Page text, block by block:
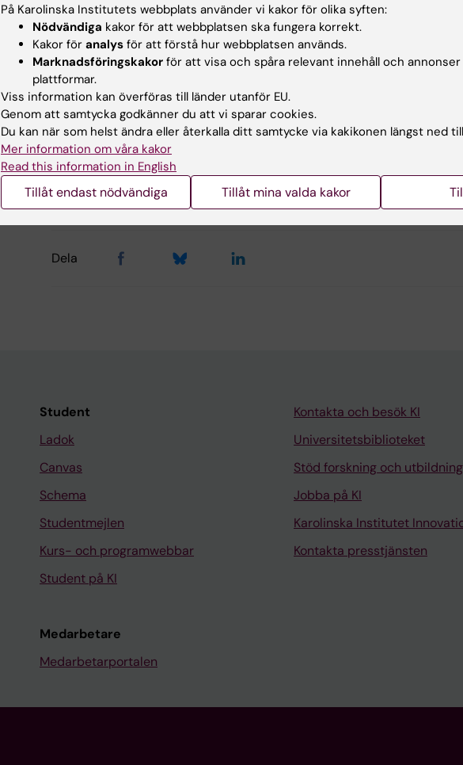
Forskningsområden:
Neurovetenskaper
Innehållsgranskare:
Alessandro Furlan
Redaktör:
Charlotte Brandt
Sidan uppdaterad:2026-08-09
Dela
Student
Ladok
Canvas
Schema
Studentmejlen
Kurs- och programwebbar
Student på KI
Medarbetare
Medarbetarportalen
Kontakta och besök KI
Universitetsbiblioteket
Stöd forskning och utbildning
Jobba på KI
Karolinska Institutet
Kontakta presstjänsten
På Karolinska Institutets webbplats använder vi kakor för olika syften:
Nödvändiga kakor för att webbplatsen ska fungera korrekt.
Kakor för analys för att förstå hur webbplatsen används.
Marknadsföringskakor för att visa och spåra relevant innehåll och
plattformar.
Viss information kan överföras till länder utanför EU.
Genom att samtycka godkänner du att vi sparar cookies.
Du kan när som helst ändra eller återkalla ditt samtycke via kakikonen längst ned
Mer information om våra kakor
Read this information in English
Tillåt endast nödvändiga Tillåt mina valda kakor